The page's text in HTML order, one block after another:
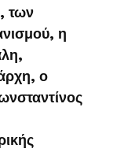
των
η
ο